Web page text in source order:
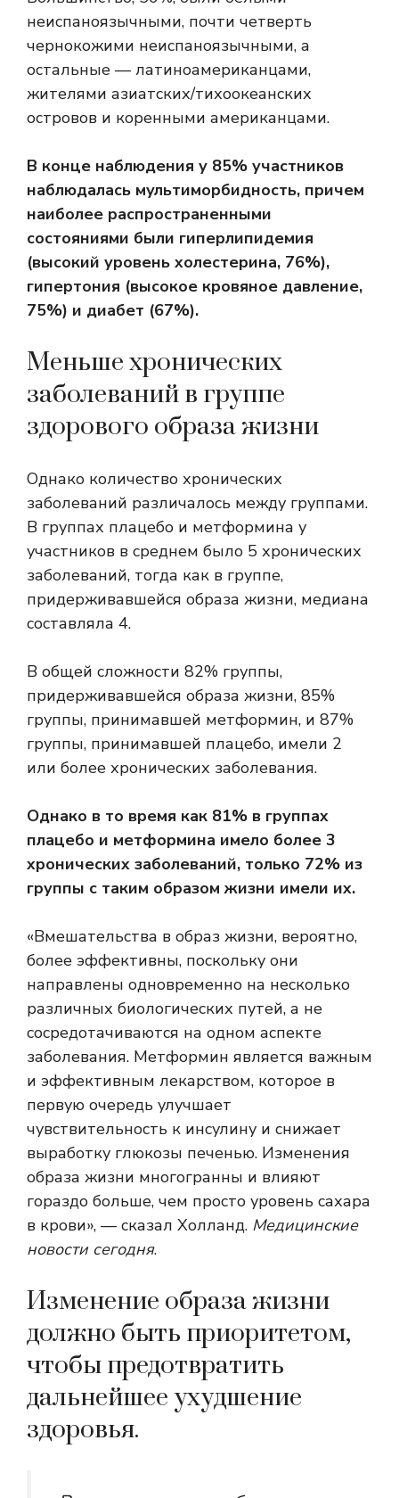
неиспаноязычными, почти четверть
чернокожими неиспаноязычными, а
остальные — латиноамериканцами,
жителями азиатских/тихоокеанских
островов и коренными американцами.
В конце наблюдения у 85% участников
наблюдалась мультиморбидность, причем
наиболее распространенными
состояниями были гиперлипидемия
(высокий уровень холестерина, 76%),
гипертония (высокое кровяное давление,
75%) и диабет (67%).
Меньше хронических
заболеваний в группе
здорового образа жизни
Однако количество хронических
заболеваний различалось между группами.
В группах плацебо и метформина у
участников в среднем было 5 хронических
заболеваний, тогда как в группе,
придерживавшейся образа жизни, медиана
составляла 4.
В общей сложности 82% группы,
придерживавшейся образа жизни, 85%
группы, принимавшей метформин, и 87%
группы, принимавшей плацебо, имели 2
или более хронических заболевания.
Однако в то время как 81% в группах
плацебо и метформина имело более 3
хронических заболеваний, только 72% из
группы с таким образом жизни имели их.
«Вмешательства в образ жизни, вероятно,
более эффективны, поскольку они
направлены одновременно на несколько
различных биологических путей, а не
сосредотачиваются на одном аспекте
заболевания. Метформин является важным
и эффективным лекарством, которое в
первую очередь улучшает
чувствительность к инсулину и снижает
выработку глюкозы печенью. Изменения
образа жизни многогранны и влияют
гораздо больше, чем просто уровень сахара
в крови», — сказал Холланд. Медицинские
новости сегодня.
Изменение образа жизни
должно быть приоритетом,
чтобы предотвратить
дальнейшее ухудшение
здоровья.